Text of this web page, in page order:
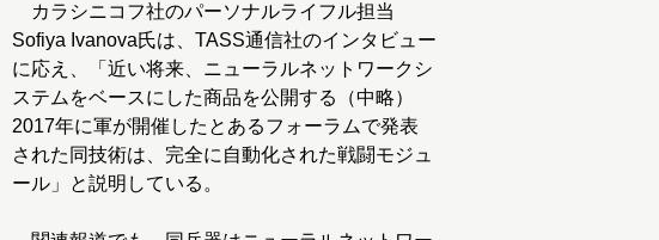
カラシニコフ社のパーソナルライフル担当
Sofiya Ivanova氏は、TASS通信社のインタビュー
に応え、「近い将来、ニューラルネットワークシ
ステムをベースにした商品を公開する（中略）
2017年に軍が開催したとあるフォーラムで発表
された同技術は、完全に自動化された戦闘モジュ
ール」と説明している。